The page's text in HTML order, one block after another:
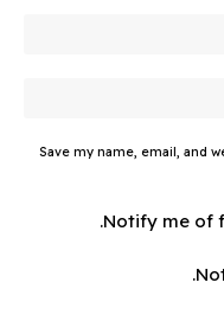
Save my name, email, and
Notify me of